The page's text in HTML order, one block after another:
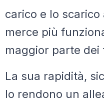
carico e lo
merce più
maggior parte dei
La sua rapidità,
lo rendono un